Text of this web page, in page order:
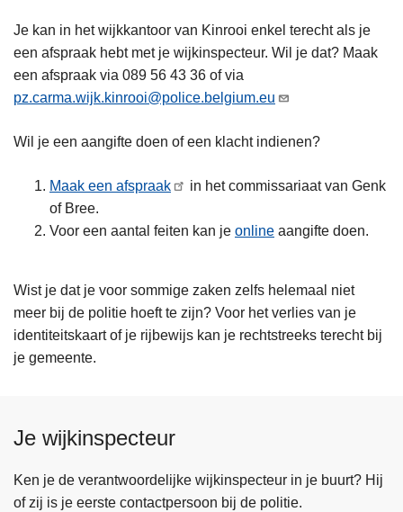
Je kan in het wijkkantoor van Kinrooi enkel terecht als je
een afspraak hebt met je wijkinspecteur. Wil je dat? Maak
een afspraak via 089 56 43 36 of via
pz.carma.wijk.kinrooi@police.belgium.eu
Wil je een aangifte doen of een klacht indienen?
Maak een afspraak
in het commissariaat van Genk
of Bree.
Voor een aantal feiten kan je online aangifte doen.
Wist je dat je voor sommige zaken zelfs helemaal niet
meer bij de politie hoeft te zijn? Voor het verlies van je
identiteitskaart of je rijbewijs kan je rechtstreeks terecht bij
je gemeente.
Je wijkinspecteur
Ken je de verantwoordelijke wijkinspecteur in je buurt? Hij
of zij is je eerste contactpersoon bij de politie.